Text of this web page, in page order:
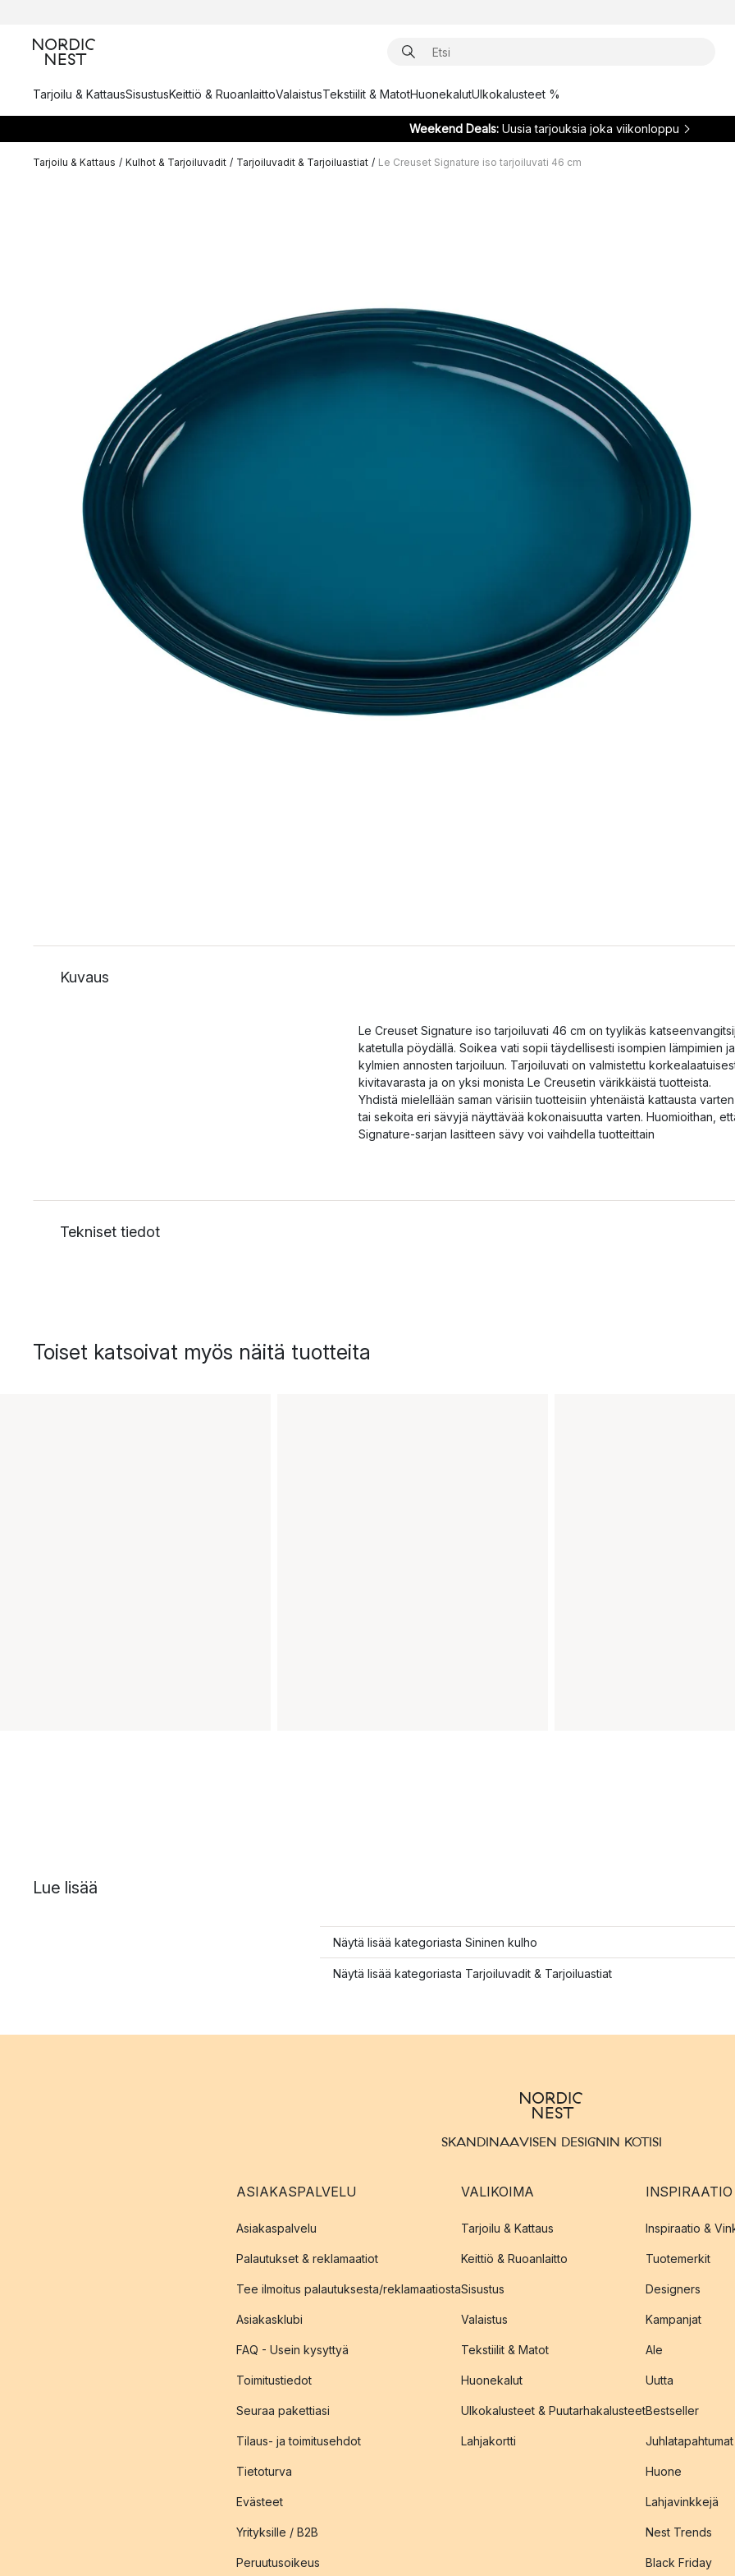
Tarjoilu & KattausSisustusKeittiö & RuoanlaittoValaistusTekstiilit & MatotHuonekalutUlkokalusteet %
Weekend Deals:Uusia tarjouksia joka viikonloppu
Tarjoilu & Kattaus / Kulhot & Tarjoiluvadit / Tarjoiluvadit & Tarjoiluastiat / Le Creuset Signature iso tarjoiluvati 46 cm
Kuvaus
Le Creuset Signature iso tarjoiluvati 46 cm on tyylikäs
katetulla pöydällä. Soikea vati sopii täydellisesti isompien lämpimien ja
kylmien annosten tarjoiluun. Tarjoiluvati on valmistettu
kivitavarasta ja on yksi monista Le Creusetin värikkäistä tuotteista.
Yhdistä mielellään saman värisiin tuotteisiin yhtenäistä kattausta varten
tai sekoita eri sävyjä näyttävää kokonaisuutta varten. Huomioithan,
Signature-sarjan lasitteen sävy voi vaihdella tuotteittain
Tekniset tiedot
Toiset katsoivat myös näitä tuotteita
Lue lisää
Näytä lisää kategoriasta Sininen kulho
Näytä lisää kategoriasta Tarjoiluvadit & Tarjoiluastiat
SKANDINAAVISEN DESIGNIN KOTISI
ASIAKASPALVELU
Asiakaspalvelu
Palautukset & reklamaatiot
Tee ilmoitus palautuksesta/reklamaatiosta
Asiakasklubi
FAQ - Usein kysyttyä
Toimitustiedot
Seuraa pakettiasi
Tilaus- ja toimitusehdot
Tietoturva
Evästeet
Yrityksille / B2B
Peruutusoikeus
VALIKOIMA
Tarjoilu & Kattaus
Keittiö & Ruoanlaitto
Sisustus
Valaistus
Tekstiilit & Matot
Huonekalut
Ulkokalusteet & Puutarhakalusteet
Lahjakortti
INSPIRAATIO
Inspiraatio &
Tuotemerkit
Designers
Kampanjat
Ale
Uutta
Bestseller
Juhlatapahtumat
Huone
Lahjavinkkejä
Nest Trends
Black Friday